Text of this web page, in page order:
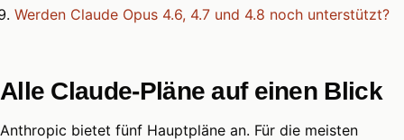
Werden Claude Opus 4.6, 4.7 und 4.8 noch unterstützt?
Alle Claude-Pläne auf einen Blick
Anthropic bietet fünf Hauptpläne an. Für die meisten